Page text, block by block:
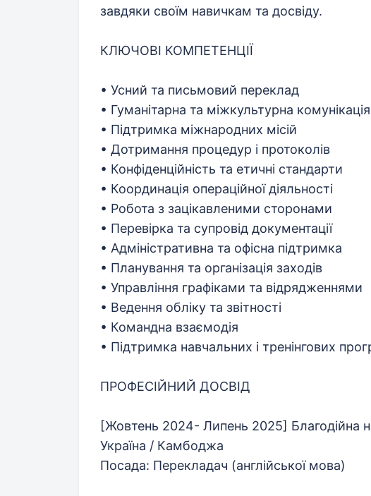
завдяки своїм навичкам та досвіду.
КЛЮЧОВІ КОМПЕТЕНЦІЇ
• Усний та письмовий переклад
• Гуманітарна та міжкультурна комунікація
• Підтримка міжнародних місій
• Дотримання процедур і протоколів
• Конфіденційність та етичні стандарти
• Координація операційної діяльності
• Робота з зацікавленими сторонами
• Перевірка та супровід документації
• Адміністративна та офісна підтримка
• Планування та організація заходів
• Управління графіками та відрядженнями
• Ведення обліку та звітності
• Командна взаємодія
• Підтримка навчальних і тренінгових
ПРОФЕСІЙНИЙ ДОСВІД
[Жовтень 2024- Липень 2025] Благодійна
Україна / Камбоджа
Посада: Перекладач (англійської мовa)